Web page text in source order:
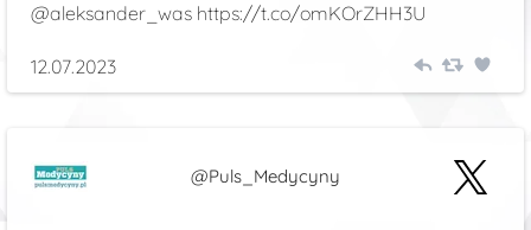
@aleksander_was https://t.co/omKOrZHH3U
12.07.2023
@Puls_Medycyny